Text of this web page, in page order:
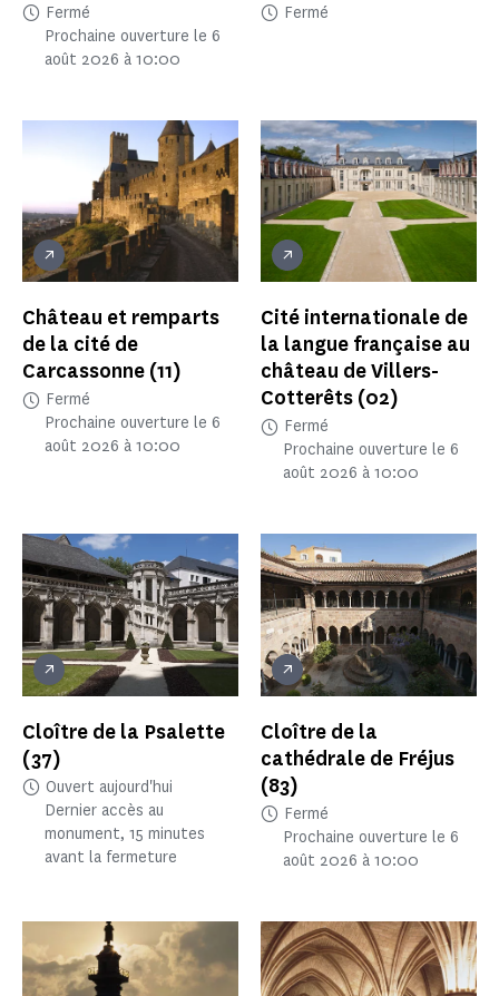
Fermé
Prochaine ouverture le 6
août 2026 à 10:00
Fermé
Château et remparts
de la cité de
Carcassonne (11)
Fermé
Prochaine ouverture le 6
août 2026 à 10:00
Cité internationale de
la langue française au
château de Villers-
Cotterêts (02)
Fermé
Prochaine ouverture le 6
août 2026 à 10:00
Cloître de la Psalette
(37)
Ouvert aujourd'hui
Dernier accès au
monument, 15 minutes
avant la fermeture
Cloître de la
cathédrale de Fréjus
(83)
Fermé
Prochaine ouverture le 6
août 2026 à 10:00